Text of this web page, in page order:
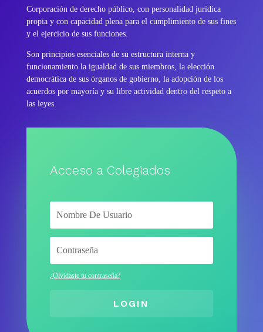
Corporación de derecho público, con personalidad jurídica
propia y con capacidad plena para el cumplimiento de sus fines
y el ejercicio de sus funciones.
Son principios esenciales de su estructura interna y
funcionamiento la igualdad de sus miembros, la elección
democrática de sus órganos de gobierno, la adopción de los
acuerdos por mayoría y su libre actividad dentro del respeto a
las leyes.
Acceso a Colegiados
¿Olvidaste tu contraseña?
LOGIN